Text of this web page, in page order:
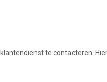
te contacteren.